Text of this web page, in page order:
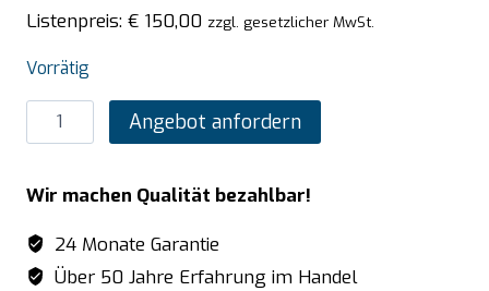
Listenpreis: € 150,00 zzgl. gesetzlicher MwSt.
Vorrätig
SARO
Elektrischer
Modell
RICO
Menge
Angebot anfordern
Wir machen Qualität bezahlbar!
24 Monate Garantie
Über 50 Jahre Erfahrung im Handel